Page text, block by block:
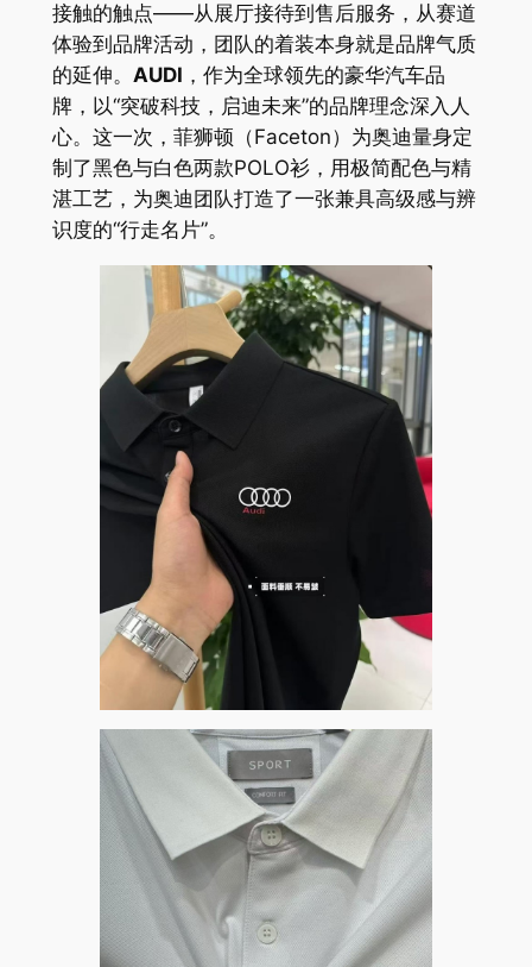
接触的触点——从展厅接待到售后服务，从赛道
体验到品牌活动，团队的着装本身就是品牌气质
的延伸。 AUDI ，作为全球领先的豪华汽车品
牌，以“突破科技，启迪未来”的品牌理念深入人
心。这一次，菲狮顿（Faceton）为奥迪量身定
制了黑色与白色两款POLO衫，用极简配色与精
湛工艺，为奥迪团队打造了一张兼具高级感与辨
识度的“行走名片”。